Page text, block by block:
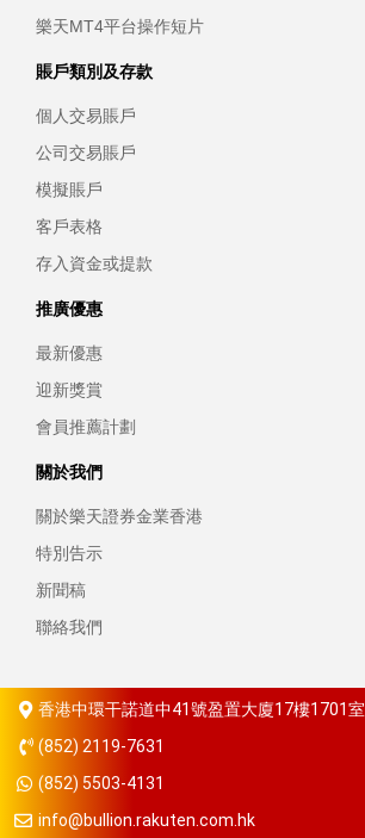
樂天MT4平台操作短片
賬戶類別及存款
個人交易賬戶
公司交易賬戶
模擬賬戶
客戶表格
存入資金或提款
推廣優惠
最新優惠
迎新獎賞
會員推薦計劃
關於我們
關於樂天證券金業香港
特別告示
新聞稿
聯絡我們
香港中環干諾道中41號盈置大廈17樓1701室
(852) 2119-7631
(852) 5503-4131
info@bullion.rakuten.com.hk